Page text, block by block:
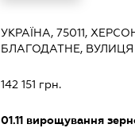
УКРАЇНА, 75011,
БЛАГОДАТНЕ,
142 151 грн.
01.11вирощування